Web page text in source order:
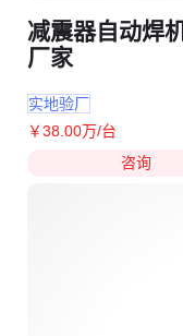
减震器自动焊
厂家
实地验厂
￥38 .00万/台
咨询